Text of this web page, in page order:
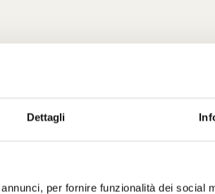
Dettagli
per fornire funzionalità dei social
comfort